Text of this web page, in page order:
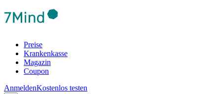
Preise
Krankenkasse
Magazin
Coupon
AnmeldenKostenlos testen